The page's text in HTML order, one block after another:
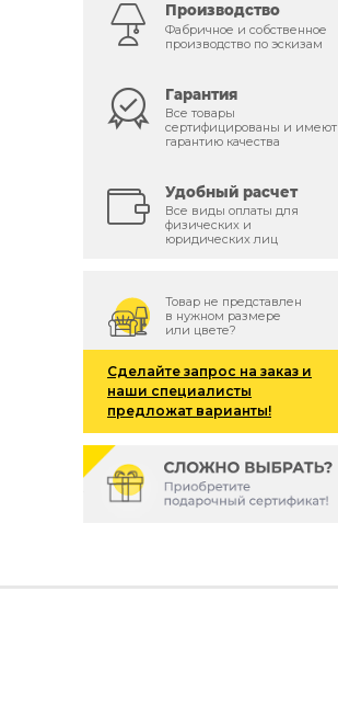
Производство
Фабричное и собственное
производство по эскизам
Гарантия
Все товары
сертифицированы и имеют
гарантию качества
Удобный расчет
Все виды оплаты для
физических и
юридических лиц
Товар не представлен
в нужном размере
или цвете?
Сделайте запрос на заказ и
наши специалисты
предложат варианты!